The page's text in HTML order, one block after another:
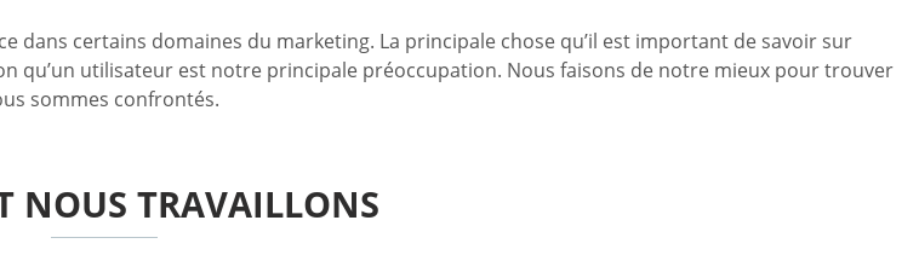
dans certains domaines du marketing. La principale chose qu’il est important de savoir sur
qu’un utilisateur est notre principale préoccupation. Nous faisons de notre mieux pour trouver
sommes confrontés.
NOUS TRAVAILLONS